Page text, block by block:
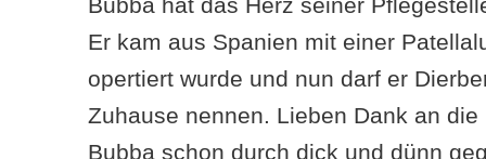
Er kam aus Spanien mit einer
opertiert wurde und nun darf er
Zuhause nennen. Lieben Dank an
Bubba schon durch dick und dünn